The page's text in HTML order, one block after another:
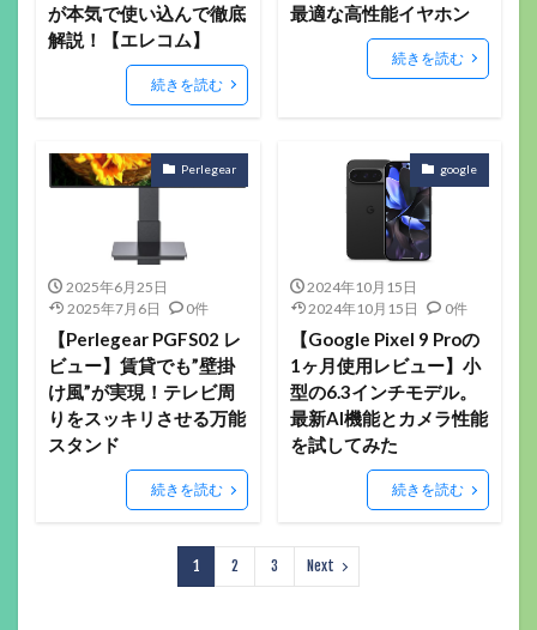
が本気で使い込んで徹底
解説！【エレコム】
続きを読む
最適な高性能イヤホン
続きを読む
Perlegear
2025年6月25日
2025年7月6日
0件
【Perlegear PGFS02 レ
ビュー】賃貸でも”壁掛
け風”が実現！テレビ周
りをスッキリさせる万能
スタンド
続きを読む
google
2024年10月15日
2024年10月15日
0件
【Google Pixel 9 Proの
1ヶ月使用レビュー】小
型の6.3インチモデル。
最新AI機能とカメラ性能
を試してみた
続きを読む
1 2 3 Next